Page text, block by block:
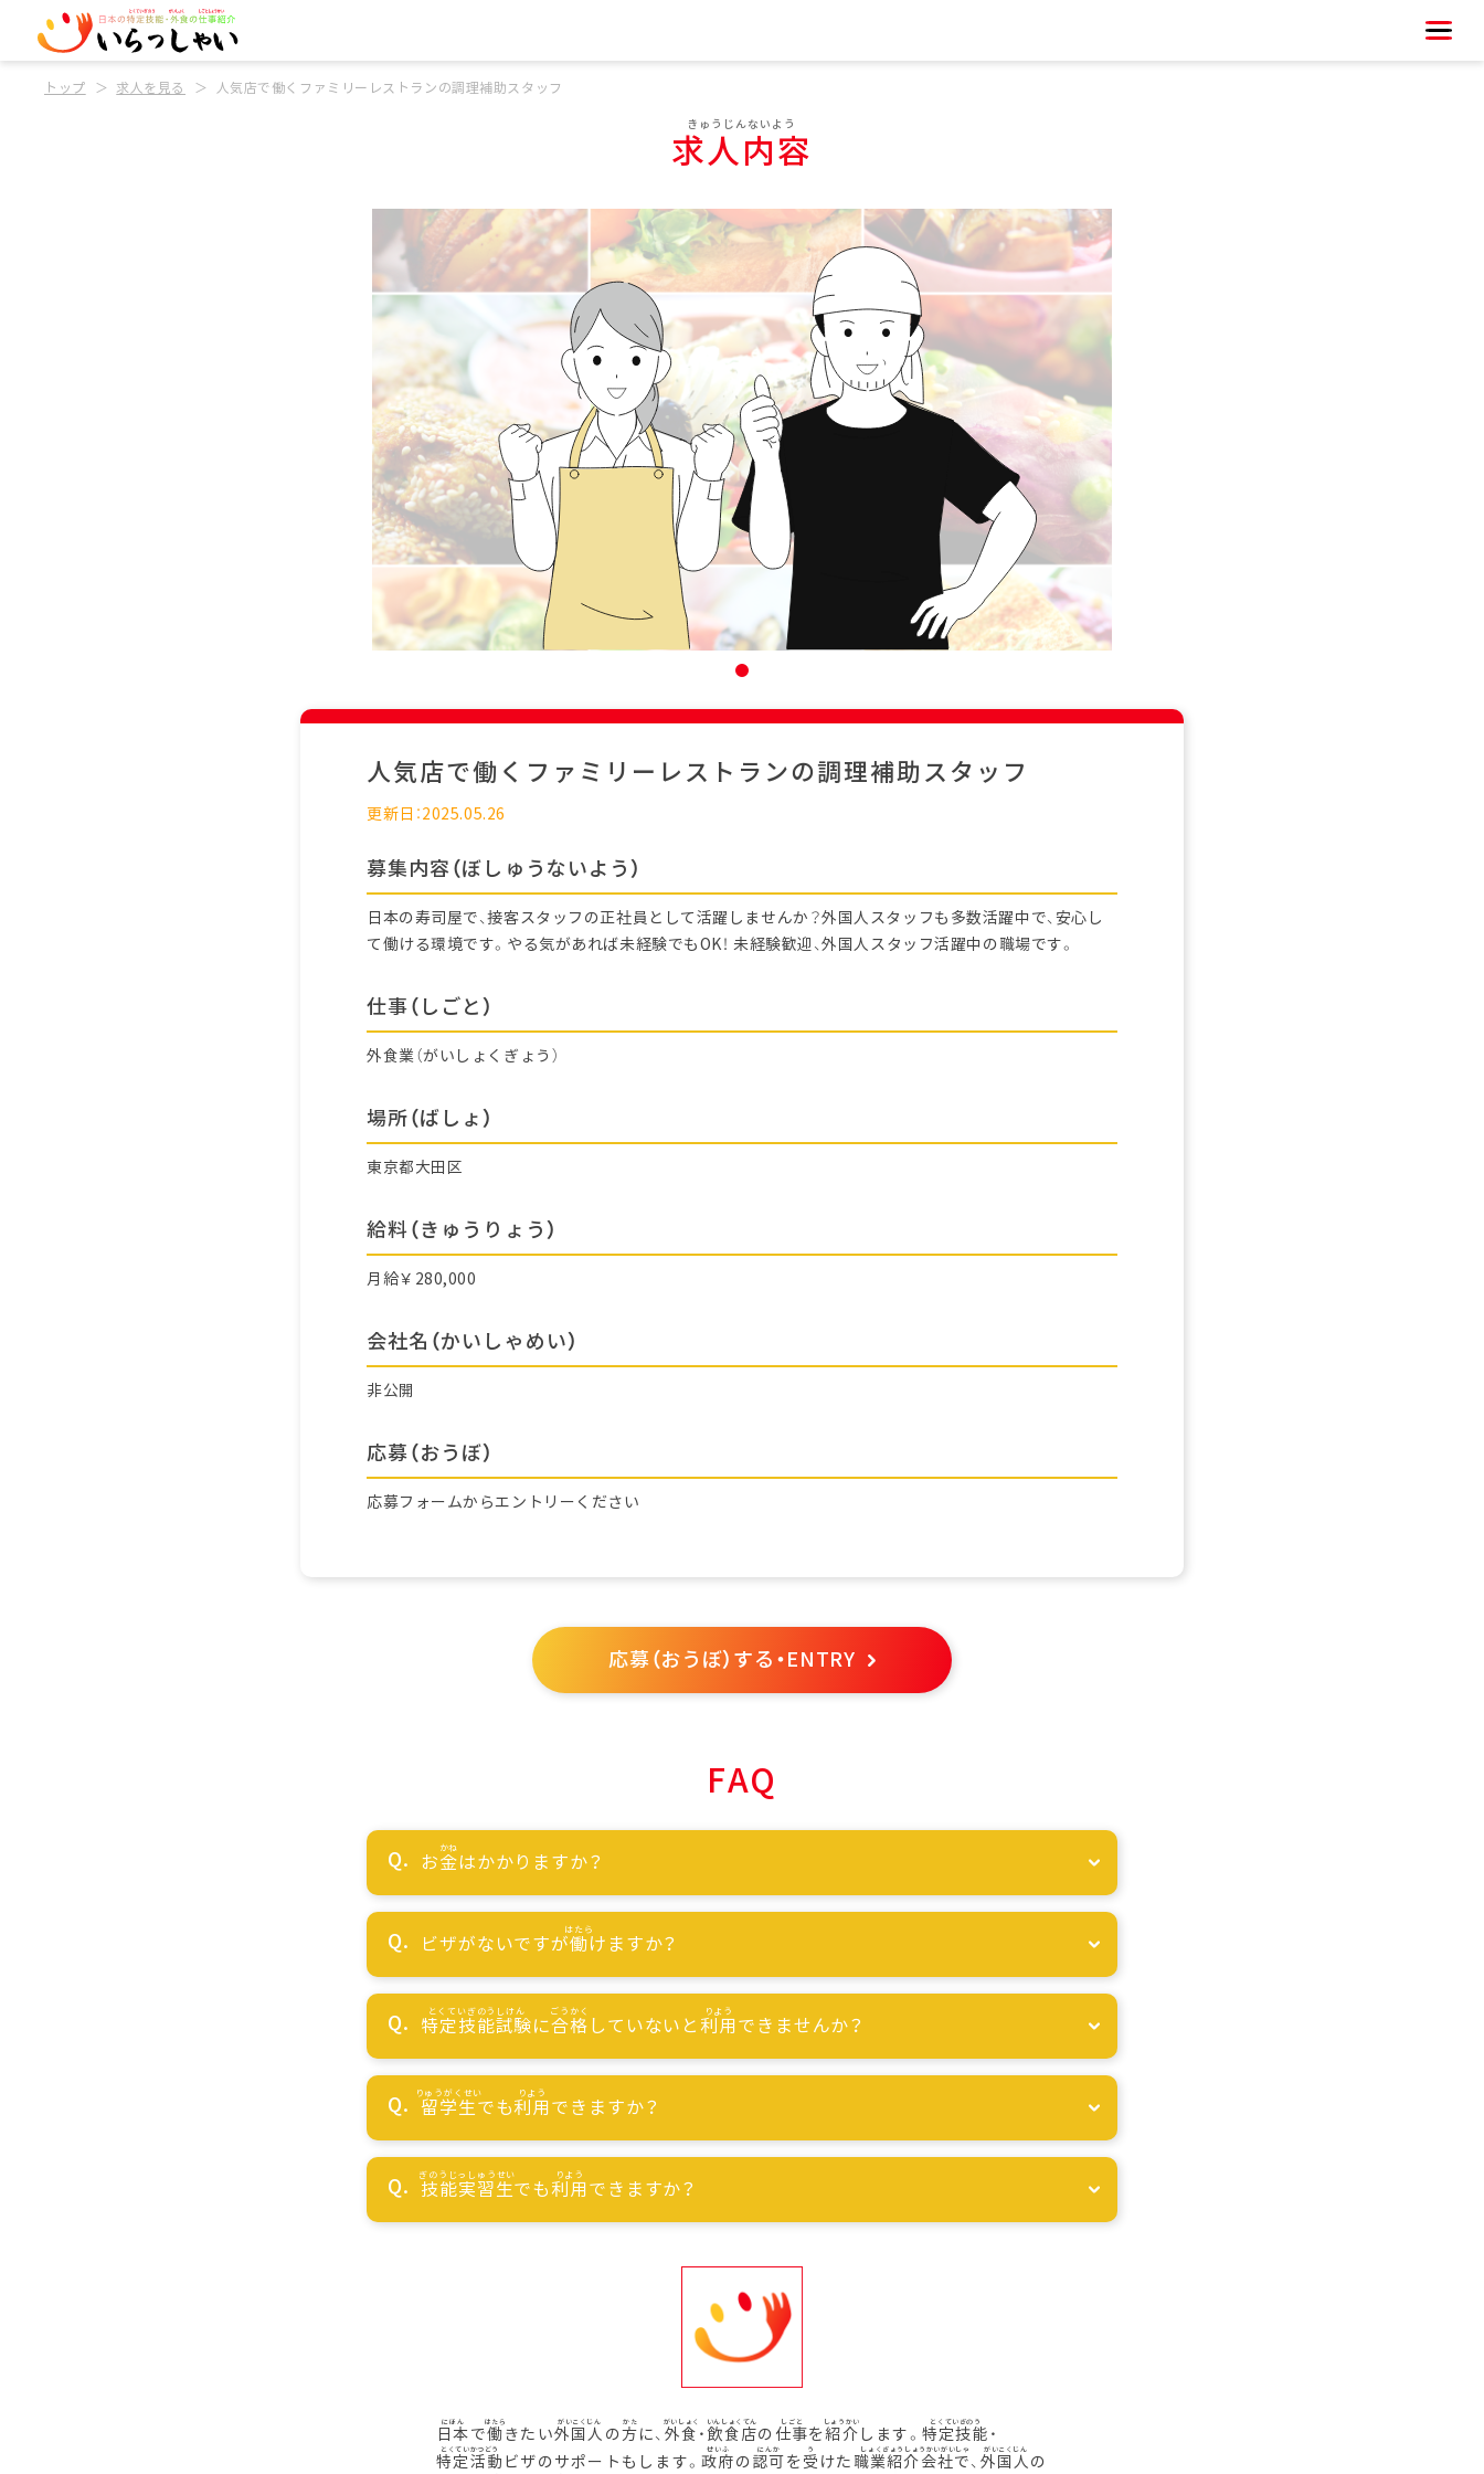
トップ 求人を見る 人気店で働くファミリーレストランの調理補助スタッフ
求人内容
人気店で働くファミリーレストランの調理補助スタッフ
更新日：2025.05.26
募集内容（ぼしゅうないよう）
日本の寿司屋で、接客スタッフの正社員として活躍しませんか？外国人スタッフも多数活躍中で、安心し
て働ける環境です。やる気があれば未経験でもOK！ 未経験歓迎、外国人スタッフ活躍中の職場です。
仕事（しごと）
外食業（がいしょくぎょう）
場所（ばしょ）
東京都大田区
給料（きゅうりょう）
月給￥280,000
会社名（かいしゃめい）
非公開
応募（おうぼ）
応募フォームからエントリーください
応募（おうぼ）する・ENTRY
FAQ
お金はかかりますか？
ビザがないですが働けますか？
特定技能試験に合格 していないと利用できませんか？
留学生でも利用できますか？
技能実習生でも利用できますか？
日本で働きたい外国人 の方に、 外食 ・ 飲食店の 仕事を紹介 します。 特定技能 ・
特定活動 ビザのサポートもします。政府の 認可を受 けた 職業紹介会社で、 外国人の